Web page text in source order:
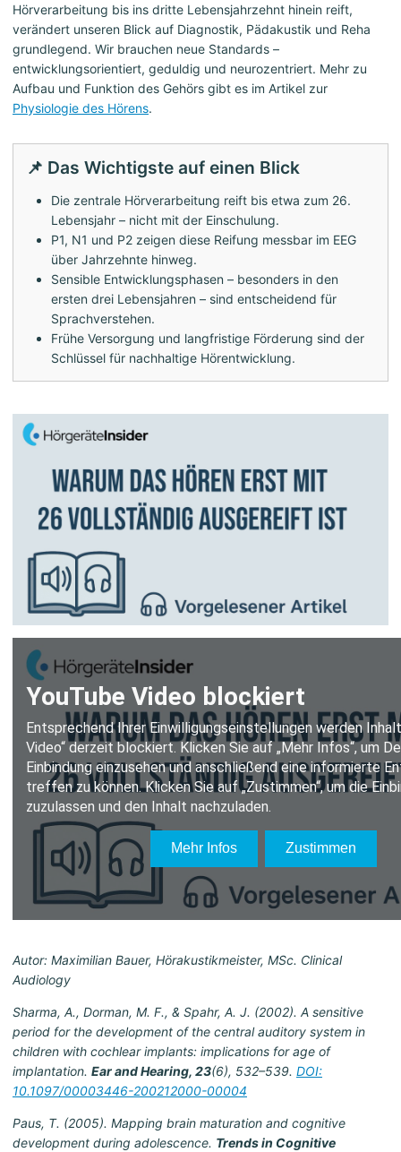
Hörverarbeitung bis ins dritte Lebensjahrzehnt hinein reift,
verändert unseren Blick auf Diagnostik, Pädakustik und Reha
grundlegend. Wir brauchen neue Standards –
entwicklungsorientiert, geduldig und neurozentriert. Mehr zu
Aufbau und Funktion des Gehörs gibt es im Artikel zur
Physiologie des Hörens.
📌 Das Wichtigste auf einen Blick
Die zentrale Hörverarbeitung reift bis etwa zum 26.
Lebensjahr – nicht mit der Einschulung.
P1, N1 und P2 zeigen diese Reifung messbar im EEG
über Jahrzehnte hinweg.
Sensible Entwicklungsphasen – besonders in den
ersten drei Lebensjahren – sind entscheidend für
Sprachverstehen.
Frühe Versorgung und langfristige Förderung sind der
Schlüssel für nachhaltige Hörentwicklung.
Autor: Maximilian Bauer, Hörakustikmeister, MSc. Clinical
Audiology
Sharma, A., Dorman, M. F., & Spahr, A. J. (2002). A sensitive
period for the development of the central auditory system in
children with cochlear implants: implications for age of
implantation. Ear and Hearing, 23(6), 532–539. DOI:
10.1097/00003446-200212000-00004
Paus, T. (2005). Mapping brain maturation and cognitive
development during adolescence. Trends in Cognitive